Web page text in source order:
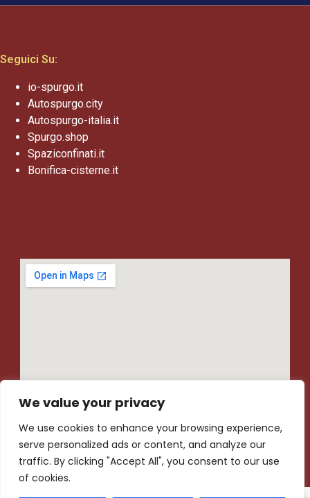
We value your privacy
We use cookies to enhance your browsing experience,
serve personalized ads or content, and analyze our
traffic. By clicking "Accept All", you consent to our use
of cookies.
Seguici Su:
io-spurgo.it
Autospurgo.city
Autospurgo-italia.it
Spurgo.shop
Spaziconfinati.it
Bonifica-cisterne.it